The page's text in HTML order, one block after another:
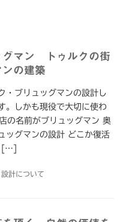
グマン トゥルクの街
の建築
・ブリュッグマンの設計し
。しかも現役で大切に使わ
の名前がブリュッグマン 奥
ッグマンの設計 どこか復活
[…]
計について